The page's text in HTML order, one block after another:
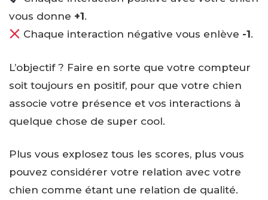
vous donne +1.
Chaque interaction négative vous enlève -1.
L’objectif ? Faire en sorte que votre compteur
soit toujours en positif, pour que votre chien
associe votre présence et vos interactions à
quelque chose de super cool.
Plus vous explosez tous les scores, plus vous
pouvez considérer votre relation avec votre
chien comme étant une relation de qualité.